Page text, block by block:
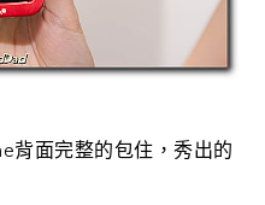
背面完整的包住，秀出的